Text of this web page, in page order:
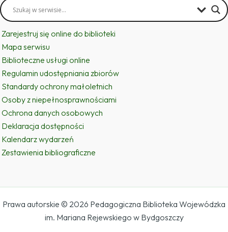
Zarejestruj się online do biblioteki
Mapa serwisu
Biblioteczne usługi online
Regulamin udostępniania zbiorów
Standardy ochrony małoletnich
Osoby z niepełnosprawnościami
Ochrona danych osobowych
Deklaracja dostępności
Kalendarz wydarzeń
Zestawienia bibliograficzne
Prawa autorskie © 2026 Pedagogiczna Biblioteka Wojewódzka
im. Mariana Rejewskiego w Bydgoszczy